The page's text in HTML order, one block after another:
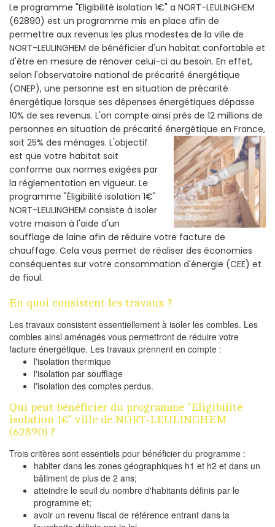
Le programme "Eligibilité isolation 1€" a NORT-LEULINGHEM
(62890) est un programme mis en place afin de
permettre aux revenus les plus modestes de la ville de
NORT-LEULINGHEM de bénéficier d'un habitat confortable et
d'être en mesure de rénover celui-ci au besoin. En effet,
selon l'observatoire national de précarité énergétique
(ONEP), une personne est en situation de précarité
énergétique lorsque ses dépenses énergétiques dépasse
10% de ses revenus. L'on compte ainsi près de 12 millions de
personnes en situation de précarité énergétique en France,
soit 25% des ménages. L'objectif
est que votre habitat soit
conforme aux normes exigées par
la réglementation en vigueur. Le
programme "Éligibilité isolation 1€"
NORT-LEULINGHEM consiste à isoler
votre maison à l'aide d'un
soufflage de laine afin de réduire votre facture de
chauffage. Cela vous permet de réaliser des économies
conséquentes sur votre consommation d'énergie (CEE) et
de fioul.
En quoi consistent les travaux ?
Les travaux consistent essentiellement à isoler les combles. Les
combles ainsi aménagés vous permettront de réduire votre
facture énergétique. Les travaux prennent en compte :
l'isolation thermique
l'isolation par soufflage
l'isolation des comptes perdus.
Qui peut bénéficier du programme "Eligibilité
isolation 1€" ville de NORT-LEULINGHEM
(62890) ?
Trois critères sont essentiels pour bénéficier du programme :
habiter dans les zones géographiques h1 et h2 et dans un
bâtiment de plus de 2 ans;
atteindre le seuil du nombre d'habitants définis par le
programme et;
avoir un revenu fiscal de référence entrant dans la